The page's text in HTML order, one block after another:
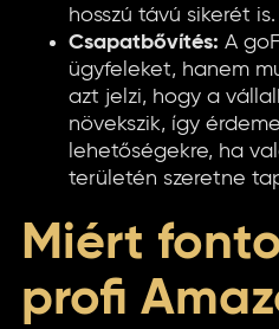
hosszú távú sikerét is.
Csapatbővítés: A
ügyfeleket, hanem
azt jelzi, hogy a
növekszik, így
lehetőségekre, ha
területén szeretne
Miért
profi